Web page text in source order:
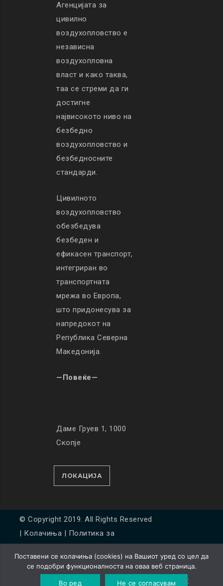
Агенцијата за
цивилно
воздухопловство е
независна
воздухопловна
власт и како таква,
таа се стреми да ги
достигне
највисокото ниво на
безбедно
воздухопловство и
безбедносните
стандарди.
Цивилното
воздухопловство
обезбедува
безбеден и
ефикасен транспорт,
интегриран во
транспортната
мрежа во Европа,
што придонесува за
напредокот на
Република Северна
Македонија.
—Повеќе—
Даме Груев 1, 1000
Скопје
ЛОКАЦИЈА
© Copyright 2019. All Rights Reserved
| Колачиња | Политика за
Developed byUnet
Поставени се колачиња (cookies) на Вашиот уред со цел да
се подобри функционалноста на оваа веб страница.
Во ред Не се согласувам